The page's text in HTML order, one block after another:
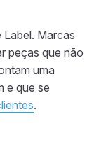
Marcas
peças que não
uma
e que se
.